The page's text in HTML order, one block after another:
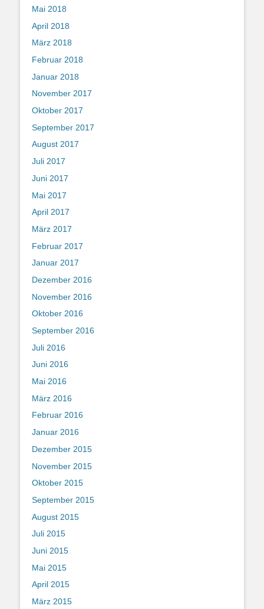
Mai 2018
April 2018
März 2018
Februar 2018
Januar 2018
November 2017
Oktober 2017
September 2017
August 2017
Juli 2017
Juni 2017
Mai 2017
April 2017
März 2017
Februar 2017
Januar 2017
Dezember 2016
November 2016
Oktober 2016
September 2016
Juli 2016
Juni 2016
Mai 2016
März 2016
Februar 2016
Januar 2016
Dezember 2015
November 2015
Oktober 2015
September 2015
August 2015
Juli 2015
Juni 2015
Mai 2015
April 2015
März 2015